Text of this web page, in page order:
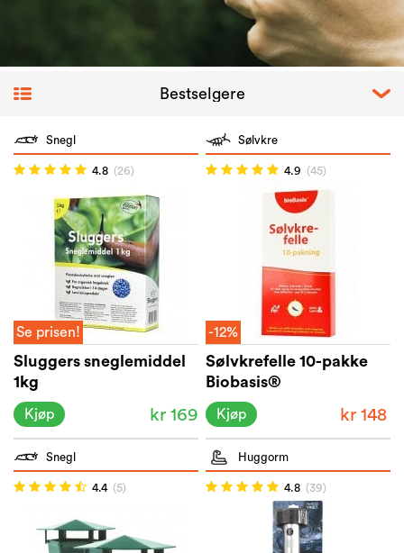
>
Snegl
4.8 (26)
Se prisen!
Sluggers sneglemiddel
1kg
kr 169
Kjøp
Sølvkre
4.9 (45)
-12%
Sølvkrefelle 10-pakke
Biobasis®
kr 148
Kjøp
Snegl
4.4 (5)
Huggorm
4.8 (39)